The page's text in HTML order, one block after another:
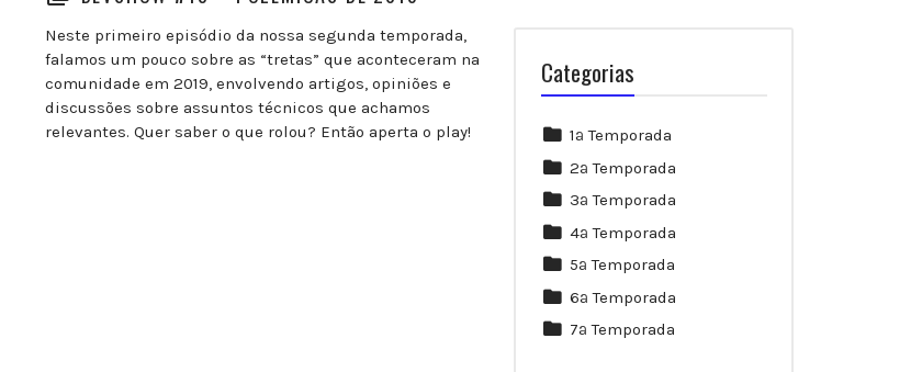
Neste primeiro episódio da nossa segunda temporada,
falamos um pouco sobre as “tretas” que aconteceram na
comunidade em 2019, envolvendo artigos, opiniões e
discussões sobre assuntos técnicos que achamos
relevantes. Quer saber o que rolou? Então aperta o play!
Categorias
1ª Temporada
2ª Temporada
3ª Temporada
4ª Temporada
5ª Temporada
6ª Temporada
7ª Temporada